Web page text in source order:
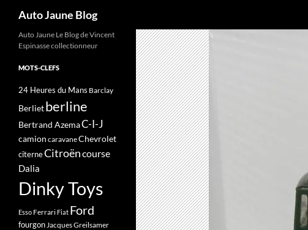
Auto Jaune Blog
Auto Jaune Le Blog de Vincent
Espinasse collectionneur
MOTS-CLEFS
24 Heures du Mans Barclay
Berlietberline
Bertrand AzemaC-I-J
camion caravaneChevrolet
citerneCitroëncourse
Dalia
Dinky Toys
Esso Ferrari Fiat Ford
fourgonJacques Greilsamer